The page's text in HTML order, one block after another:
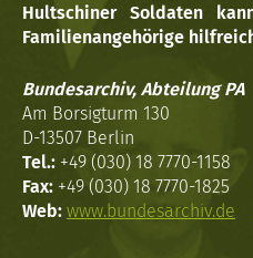
Hultschiner Soldaten
Familienangehörige
Bundesarchiv, Abteilung PA
Am Borsigturm 130
D-13507 Berlin
Tel.: +49 (030) 18 7770-1158
Fax: +49 (030) 18 7770-1825
Web: www.bundesarchiv.de